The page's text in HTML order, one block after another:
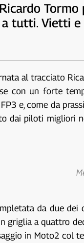
Tormo
tutti. Vietti e
al tracciato
con un forte
e, come da
dai piloti migliori
da due
griglia a quattro
in Moto2 col